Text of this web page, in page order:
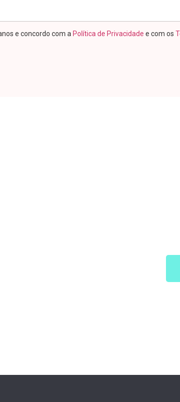
e concordo com a Política de Privacidade e com os